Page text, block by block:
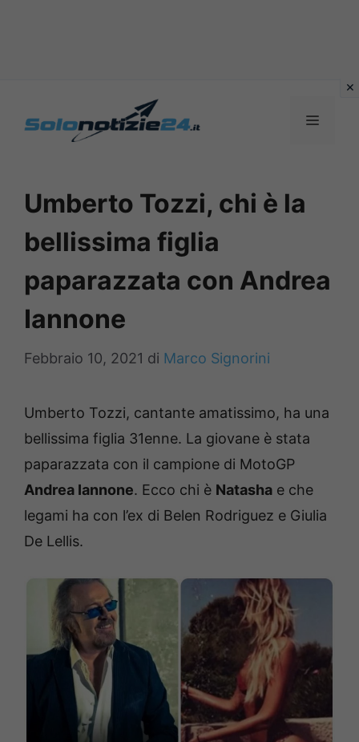
MENU
Umberto Tozzi, chi è la
bellissima figlia
paparazzata con Andrea
Iannone
Febbraio 10, 2021 di Marco Signorini
Umberto Tozzi, cantante amatissimo, ha una
bellissima figlia 31enne. La giovane è stata
paparazzata con il campione di MotoGP
Andrea Iannone. Ecco chi è Natasha e che
legami ha con l’ex di Belen Rodriguez e Giulia
De Lellis.